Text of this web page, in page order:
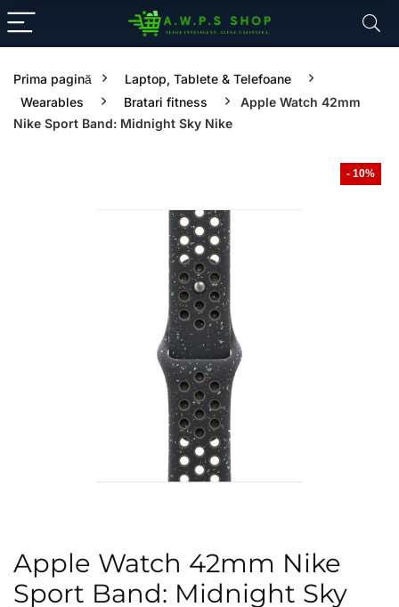
Prima pagină
Laptop, Tablete & Telefoane
Wearables
Bratari fitness
Apple Watch 42mm
Nike Sport Band: Midnight Sky Nike
- 10%
Apple Watch 42mm Nike
Sport Band: Midnight Sky